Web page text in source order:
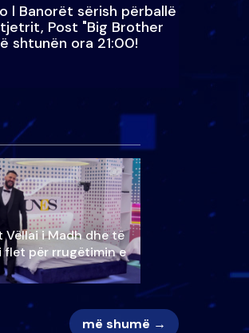
l Banorët sërish përballë
Post "Big Brother
shtunën ora 21:00!
Vëllai i Madh dhe të
për rrugëtimin e
më shumë →